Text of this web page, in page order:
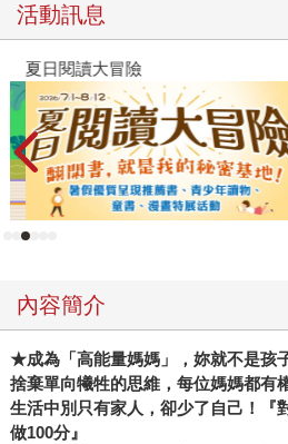
活動訊息
夏日閱讀大冒險
內容簡介
★成為「高能量媽媽」，妳就不是
捨棄單向犧牲的思維，每位媽媽都有
生活中別只有家人，卻少了自己！『
做100分』